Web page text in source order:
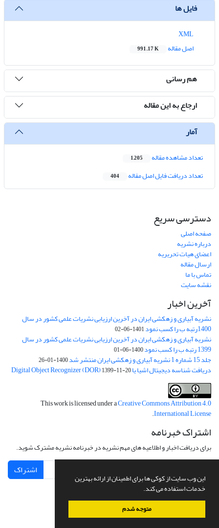
این وب سایت از کوکی ها برای اطمینان از ارائه بهترین
خدمات استفاده می کند.
متوجه شدم
فایل ها
اصل مقاله
991.17 K
هم رسانی
ارجاع به این مقاله
آمار
تعداد مشاهده مقاله 1,205
تعداد دریافت فایل اصل مقاله 404
دسترسی سریع
صفحه اصلی
درباره نشریه
اعضای هیات تحریریه
ارسال مقاله
تماس با ما
نقشه سایت
آخرین اخبار
نشریه آبیاری و زهکشی ایران در آخرین ارزیابی نشریات علمی کشور در سال
1400رتبه ب را کسب نمود 1401-06-02
نشریه آبیاری و زهکشی ایران در آخرین ارزیابی نشریات علمی کشور در سال
1399 رتبه ب را کسب نمود 1400-06-01
جلد 15 شماره 1 نشریه آبیاری و زهکشی ایران منتشر شد 1400-01-26
دریافت شناسه دیجیتال اشیا یا Digital Object Recognizer (DOR)1399-11-20
This work is licensed under aCreative Commons Attribution 4.0
International License
.
اشتراک خبرنامه
برای دریافت اخبار و اطلاعیه های مهم نشریه در خبرنامه نشریه مشترک شوید.
اشتراک
سامانه مدیریت نشریات علمی.طراحی و پیاده سازی ازسیناوب